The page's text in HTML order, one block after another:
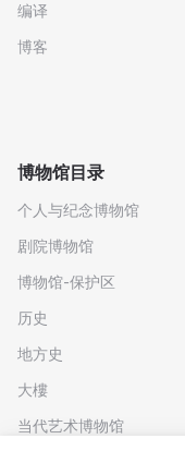
编译
博客
博物馆目录
个人与纪念博物馆
剧院博物馆
博物馆-保护区
历史
地方史
大樓
当代艺术博物馆